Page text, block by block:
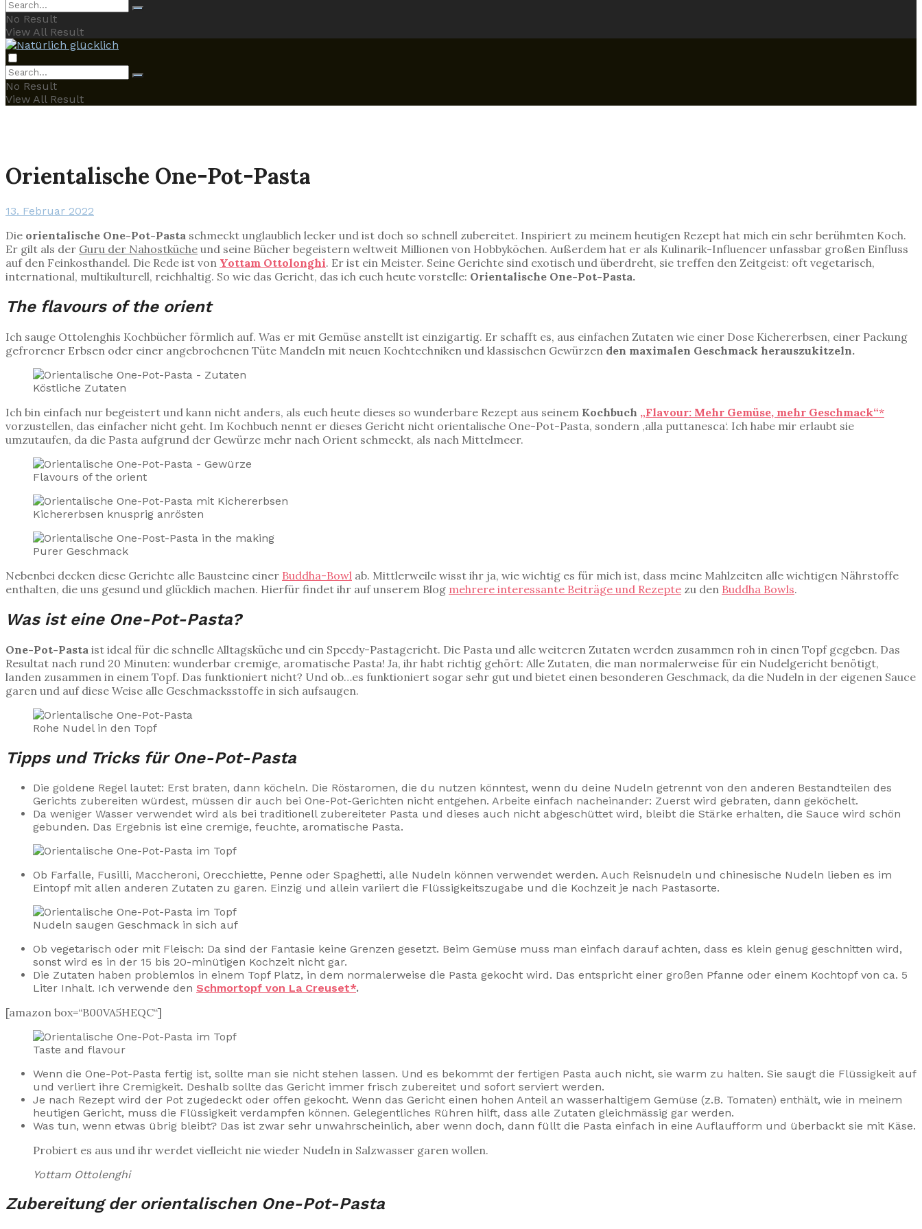
No Result
View All Result
No Result
View All Result
Orientalische One-Pot-Pasta
13. Februar 2022
Die orientalische One-Pot-Pasta schmeckt unglaublich lecker und ist doch so schnell zubereitet. Inspiriert zu meinem heutigen Rezept hat mich ein sehr berühmten Koch.
Er gilt als der Guru der Nahostküche und seine Bücher begeistern weltweit Millionen von Hobbyköchen. Außerdem hat er als Kulinarik-Influencer unfassbar großen Einfluss
auf den Feinkosthandel. Die Rede ist von Yottam Ottolonghi. Er ist ein Meister. Seine Gerichte sind exotisch und überdreht, sie treffen den Zeitgeist: oft vegetarisch,
international, multikulturell, reichhaltig. So wie das Gericht, das ich euch heute vorstelle: Orientalische One-Pot-Pasta.
The flavours of the orient
Ich sauge Ottolenghis Kochbücher förmlich auf. Was er mit Gemüse anstellt ist einzigartig. Er schafft es, aus einfachen Zutaten wie einer Dose Kichererbsen, einer Packung
gefrorener Erbsen oder einer angebrochenen Tüte Mandeln mit neuen Kochtechniken und klassischen Gewürzen den maximalen Geschmack herauszukitzeln.
Köstliche Zutaten
Ich bin einfach nur begeistert und kann nicht anders, als euch heute dieses so wunderbare Rezept aus seinem Kochbuch „Flavour: Mehr Gemüse, mehr Geschmack“*
vorzustellen, das einfacher nicht geht. Im Kochbuch nennt er dieses Gericht nicht orientalische One-Pot-Pasta, sondern ‚alla puttanesca‘. Ich habe mir erlaubt sie
umzutaufen, da die Pasta aufgrund der Gewürze mehr nach Orient schmeckt, als nach Mittelmeer.
Flavours of the orient
Kichererbsen knusprig anrösten
Purer Geschmack
Nebenbei decken diese Gerichte alle Bausteine einer Buddha-Bowl ab. Mittlerweile wisst ihr ja, wie wichtig es für mich ist, dass meine Mahlzeiten alle wichtigen Nährstoffe
enthalten, die uns gesund und glücklich machen. Hierfür findet ihr auf unserem Blog mehrere interessante Beiträge und Rezepte zu den Buddha Bowls.
Was ist eine One-Pot-Pasta?
One-Pot-Pasta ist ideal für die schnelle Alltagsküche und ein Speedy-Pastagericht. Die Pasta und alle weiteren Zutaten werden zusammen roh in einen Topf gegeben. Das
Resultat nach rund 20 Minuten: wunderbar cremige, aromatische Pasta! Ja, ihr habt richtig gehört: Alle Zutaten, die man normalerweise für ein Nudelgericht benötigt,
landen zusammen in einem Topf. Das funktioniert nicht? Und ob…es funktioniert sogar sehr gut und bietet einen besonderen Geschmack, da die Nudeln in der eigenen Sauce
garen und auf diese Weise alle Geschmacksstoffe in sich aufsaugen.
Rohe Nudel in den Topf
Tipps und Tricks für One-Pot-Pasta
Die goldene Regel lautet: Erst braten, dann köcheln. Die Röstaromen, die du nutzen könntest, wenn du deine Nudeln getrennt von den anderen Bestandteilen des
Gerichts zubereiten würdest, müssen dir auch bei One-Pot-Gerichten nicht entgehen. Arbeite einfach nacheinander: Zuerst wird gebraten, dann geköchelt.
Da weniger Wasser verwendet wird als bei traditionell zubereiteter Pasta und dieses auch nicht abgeschüttet wird, bleibt die Stärke erhalten, die Sauce wird schön
gebunden. Das Ergebnis ist eine cremige, feuchte, aromatische Pasta.
Ob Farfalle, Fusilli, Maccheroni, Orecchiette, Penne oder Spaghetti, alle Nudeln können verwendet werden. Auch Reisnudeln und chinesische Nudeln lieben es im
Eintopf mit allen anderen Zutaten zu garen. Einzig und allein variiert die Flüssigkeitszugabe und die Kochzeit je nach Pastasorte.
Nudeln saugen Geschmack in sich auf
Ob vegetarisch oder mit Fleisch: Da sind der Fantasie keine Grenzen gesetzt. Beim Gemüse muss man einfach darauf achten, dass es klein genug geschnitten wird,
sonst wird es in der 15 bis 20-minütigen Kochzeit nicht gar.
Die Zutaten haben problemlos in einem Topf Platz, in dem normalerweise die Pasta gekocht wird. Das entspricht einer großen Pfanne oder einem Kochtopf von ca. 5
Liter Inhalt. Ich verwende den Schmortopf von La Creuset*.
[amazon box=“B00VA5HEQC“]
Taste and flavour
Wenn die One-Pot-Pasta fertig ist, sollte man sie nicht stehen lassen. Und es bekommt der fertigen Pasta auch nicht, sie warm zu halten. Sie saugt die Flüssigkeit auf
und verliert ihre Cremigkeit. Deshalb sollte das Gericht immer frisch zubereitet und sofort serviert werden.
Je nach Rezept wird der Pot zugedeckt oder offen gekocht. Wenn das Gericht einen hohen Anteil an wasserhaltigem Gemüse (z.B. Tomaten) enthält, wie in meinem
heutigen Gericht, muss die Flüssigkeit verdampfen können. Gelegentliches Rühren hilft, dass alle Zutaten gleichmässig gar werden.
Was tun, wenn etwas übrig bleibt? Das ist zwar sehr unwahrscheinlich, aber wenn doch, dann füllt die Pasta einfach in eine Auflaufform und überbackt sie mit Käse.
Probiert es aus und ihr werdet vielleicht nie wieder Nudeln in Salzwasser garen wollen.
Yottam Ottolenghi
Zubereitung der orientalischen One-Pot-Pasta